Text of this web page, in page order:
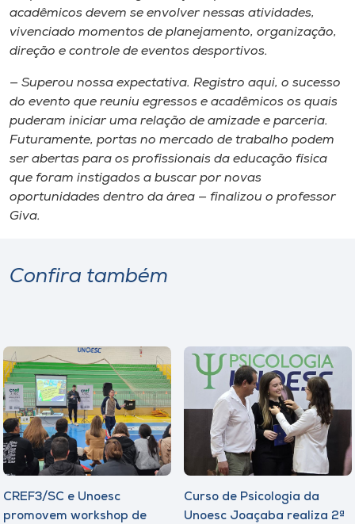
acadêmicos devem se envolver nes​s​as atividades​,​
vivenciado momentos de planejamento, organização,
direção e controle de eventos desportivos.
— Superou nossa expectativa. Registro aqui​,​ o sucesso
do evento que reuniu egressos e acadêmicos ​os quais
puderam iniciar uma relação de amizade e parceria.
Futuramente​,​ portas no mercado de trabalho podem
ser abertas para os profissionais da educação física
que foram instigados a buscar por novas
oportunidades dentro da área — ​f​inalizou o professor
Giva​.​
Confira também
CREF3/SC e Unoesc
promovem workshop de
Curso de Psicologia da
Unoesc Joaçaba realiza 2ª